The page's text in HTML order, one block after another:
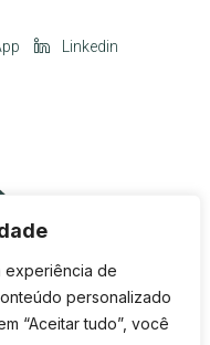
experiência de
personalizado
“Aceitar tudo”, você
Linkedin